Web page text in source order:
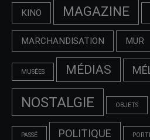
KINO MAGAZINE
MARCHANDISATION MUR
MUSÉES MÉDIAS
NOSTALGIE OBJETS
PASSÉ POLITIQUE